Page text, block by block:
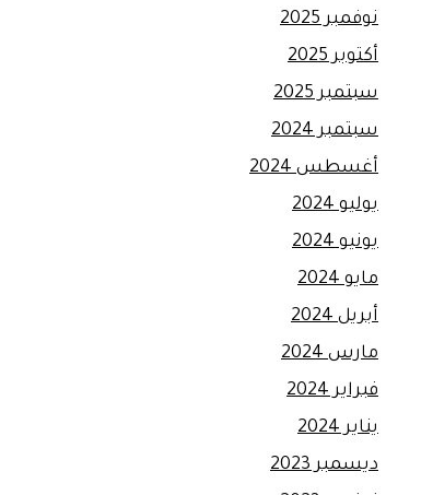
نوفمبر 2025
أكتوبر 2025
سبتمبر 2025
سبتمبر 2024
أغسطس 2024
يوليو 2024
يونيو 2024
مايو 2024
أبريل 2024
مارس 2024
فبراير 2024
يناير 2024
ديسمبر 2023